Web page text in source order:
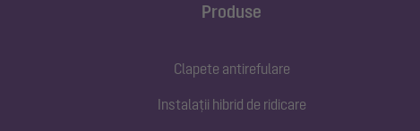
Produse
Clapete antirefulare
Instalații hibrid de ridicare